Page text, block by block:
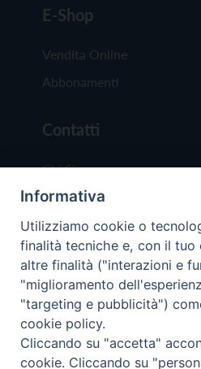
E-Shop
Vendita Online
Abbonamenti
Contatti
Chi Siamo
Redazione
Scrivici
Copyright © 2019 -
Trentina Editrice
Informativa
Utilizziamo cookie o
finalità tecniche e, con il tuo
altre finalità ("interazioni e
"miglioramento
"targeting e pubblicità")
cookie policy.
Cliccando su "accetta"
cookie. Cliccando su